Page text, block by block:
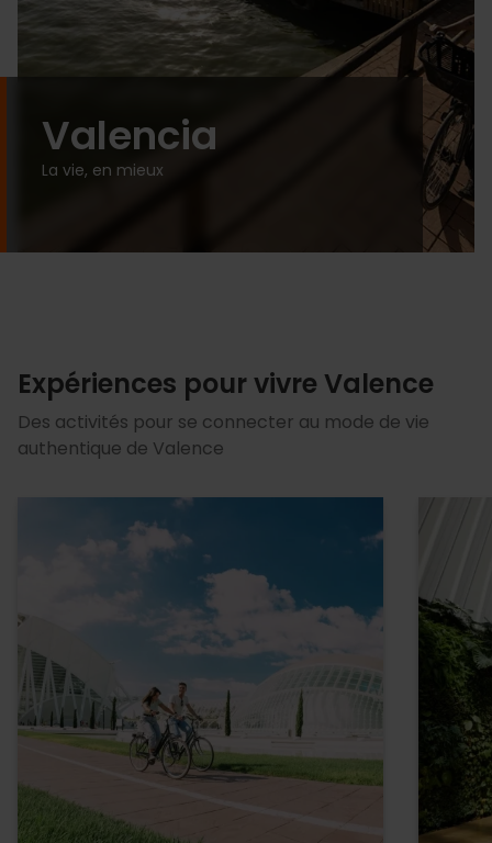
Valencia
La vie, en mieux
Expériences pour vivre Valence
Des activités pour se connecter au mode de vie
authentique de Valence